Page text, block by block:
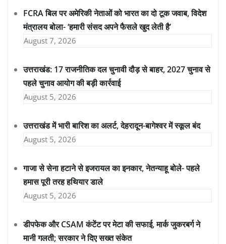
FCRA बिल पर अमेरिकी नेताओं को भारत का दो टूक जवाब, विदेश
मंत्रालय बोला- ‘हमारी संसद अपने फैसले खुद लेती है’
August 7, 2026
उत्तराखंड: 17 राजनीतिक दल चुनावी दौड़ से बाहर, 2027 चुनाव से
पहले चुनाव आयोग की बड़ी कार्रवाई
August 5, 2026
उत्तराखंड में भारी बारिश का अलर्ट, देहरादून-बागेश्वर में स्कूल बंद
August 5, 2026
गाजा से सेना हटाने से इजरायल का इनकार, नेतन्याहू बोले- पहले
हमास पूरी तरह हथियार डाले
August 5, 2026
डीपफेक और CSAM कंटेंट पर मेटा की सफाई, मार्क जुकरबर्ग ने
मानी गलती; सरकार ने दिए सख्त संकेत